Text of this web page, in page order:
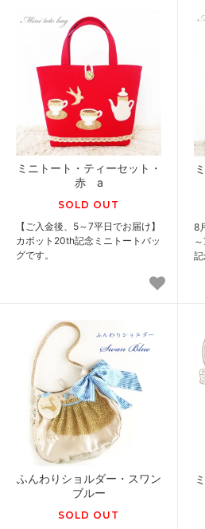
ミニトート・ティーセット・
赤 a
SOLD OUT
【ご入金後、5～7平日でお届け】
カボット20th記念ミニトートバッ
グです。
8
記
ふんわりショルダー・スワン
ブルー
SOLD OUT